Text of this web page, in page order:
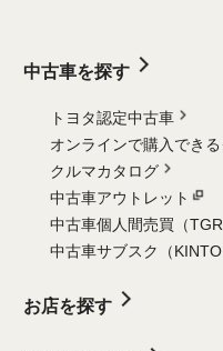
中古車を探す
トヨタ認定中古車
オンラインで購入でき
クルマカタログ
中古車アウトレット
中古車個人間売買（TGR
中古車サブスク（KINTO
お店を探す